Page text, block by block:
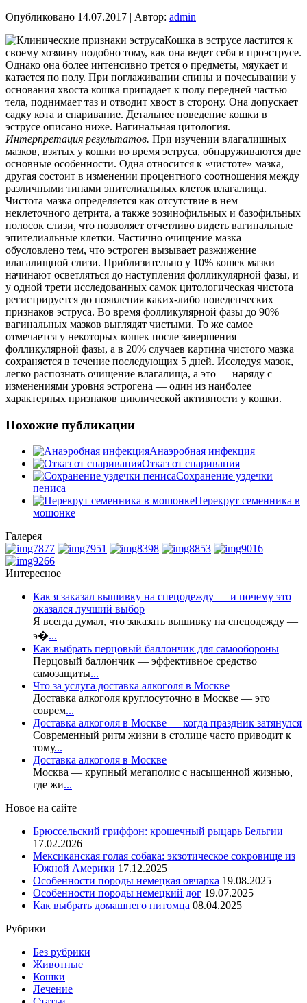
Опубликовано 14.07.2017 | Автор: admin
Кошка в эструсе ластится к
своему хозяину подобно тому, как она ведет себя в проэструсе.
Однако она более интенсивно трется о предметы, мяукает и
катается по полу. При поглаживании спины и почесывании у
основания хвоста кошка припадает к полу передней частью
тела, поднимает таз и отводит хвост в сторону. Она допускает
садку кота и спаривание. Детальнее поведение кошки в
эструсе описано ниже. Вагинальная цитология.
Интерпретация результатов. При изучении влагалищных
мазков, взятых у кошки во время эструса, обнаруживаются две
основные особенности. Одна относится к «чистоте» мазка,
другая состоит в изменении процентного соотношения между
различными типами эпителиальных клеток влагалища.
Чистота мазка определяется как отсутствие в нем
неклеточного детрита, а также эозинофильных и базофильных
полосок слизи, что позволяет отчетливо видеть вагинальные
эпителиальные клетки. Частично очищение мазка
обусловлено тем, что эстроген вызывает разжижение
влагалищной слизи. Приблизительно у 10% кошек мазки
начинают осветляться до наступления фолликулярной фазы, и
у одной трети исследованных самок цитологическая чистота
регистрируется до появления каких-либо поведенческих
признаков эструса. Во время фолликулярной фазы до 90%
вагинальных мазков выглядят чистыми. То же самое
отмечается у некоторых кошек после завершения
фолликулярной фазы, а в 20% случаев картина чистого мазка
сохраняется в течение последующих 5 дней. Исследуя мазок,
легко распознать очищение влагалища, а это — наряду с
изменениями уровня эстрогена — один из наиболее
характерных признаков циклической активности у кошки.
Похожие публикации
Анаэробная инфекция
Отказ от спаривания
Сохранение уздечки
пениса
Перекрут семенника в
мошонке
Галерея
Интересное
Как я заказал вышивку на спецодежду — и почему это
оказался лучший выбор
Я всегда думал, что заказать вышивку на спецодежду —
э�...
Как выбрать перцовый баллончик для самообороны
Перцовый баллончик — эффективное средство
самозащиты...
Что за услуга доставка алкоголя в Москве
Доставка алкоголя круглосуточно в Москве — это
соврем...
Доставка алкоголя в Москве — когда праздник затянулся
Современный ритм жизни в столице часто приводит к
тому...
Доставка алкоголя в Москве
Москва — крупный мегаполис с насыщенной жизнью,
где жи...
Новое на сайте
Брюссельский гриффон: крошечный рыцарь Бельгии
17.02.2026
Мексиканская голая собака: экзотическое сокровище из
Южной Америки 17.12.2025
Особенности породы немецкая овчарка 19.08.2025
Особенности породы немецкий дог 19.07.2025
Как выбрать домашнего питомца 08.04.2025
Рубрики
Без рубрики
Животные
Кошки
Лечение